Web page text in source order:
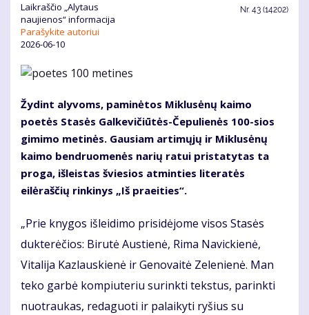
Laikraščio „Alytaus
naujienos“ informacija
Parašykite autoriui
2026-06-10
Nr. 43 (14202)
Žydint alyvoms, paminėtos Miklusėnų kaimo
poetės Stasės Galkevičiūtės-Čepulienės 100-sios
gimimo metinės. Gausiam artimųjų ir Miklusėnų
kaimo bendruomenės narių ratui pristatytas ta
proga, išleistas šviesios atminties literatės
eilėraščių rinkinys „Iš praeities“.
„Prie knygos išleidimo prisidėjome visos Stasės
dukterėčios: Birutė Austienė, Rima Navickienė,
Vitalija Kazlauskienė ir Genovaitė Zelenienė. Man
teko garbė kompiuteriu surinkti tekstus, parinkti
nuotraukas, redaguoti ir palaikyti ryšius su